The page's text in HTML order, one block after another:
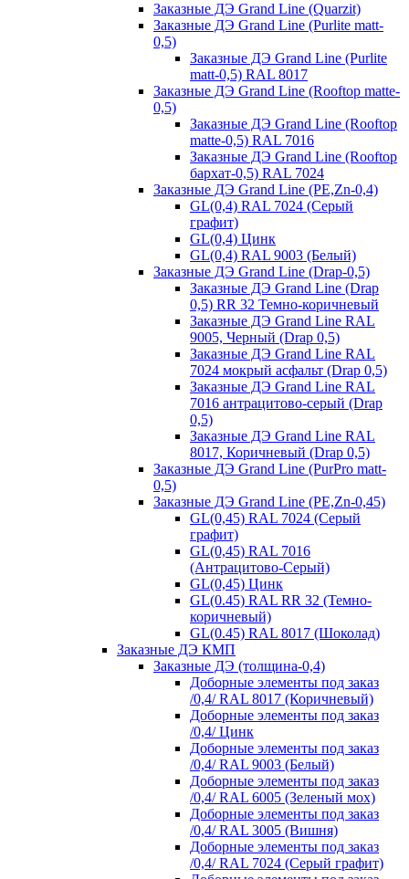
Заказные ДЭ Grand Line (Quarzit)
Заказные ДЭ Grand Line (Purlite matt-
0,5)
Заказные ДЭ Grand Line (Purlite
matt-0,5) RAL 8017
Заказные ДЭ Grand Line (Rooftop matte-
0,5)
Заказные ДЭ Grand Line (Rooftop
matte-0,5) RAL 7016
Заказные ДЭ Grand Line (Rooftop
бархат-0,5) RAL 7024
Заказные ДЭ Grand Line (PE,Zn-0,4)
GL(0,4) RAL 7024 (Серый
графит)
GL(0,4) Цинк
GL(0,4) RAL 9003 (Белый)
Заказные ДЭ Grand Line (Drap-0,5)
Заказные ДЭ Grand Line (Drap
0,5) RR 32 Темно-коричневый
Заказные ДЭ Grand Line RAL
9005, Черный (Drap 0,5)
Заказные ДЭ Grand Line RAL
7024 мокрый асфальт (Drap 0,5)
Заказные ДЭ Grand Line RAL
7016 антрацитово-серый (Drap
0,5)
Заказные ДЭ Grand Line RAL
8017, Коричневый (Drap 0,5)
Заказные ДЭ Grand Line (PurPro matt-
0,5)
Заказные ДЭ Grand Line (PE,Zn-0,45)
GL(0,45) RAL 7024 (Серый
графит)
GL(0,45) RAL 7016
(Антрацитово-Серый)
GL(0,45) Цинк
GL(0.45) RAL RR 32 (Темно-
коричневый)
GL(0.45) RAL 8017 (Шоколад)
Заказные ДЭ КМП
Заказные ДЭ (толщина-0,4)
Доборные элементы под заказ
/0,4/ RAL 8017 (Коричневый)
Доборные элементы под заказ
/0,4/ Цинк
Доборные элементы под заказ
/0,4/ RAL 9003 (Белый)
Доборные элементы под заказ
/0,4/ RAL 6005 (Зеленый мох)
Доборные элементы под заказ
/0,4/ RAL 3005 (Вишня)
Доборные элементы под заказ
/0,4/ RAL 7024 (Серый графит)